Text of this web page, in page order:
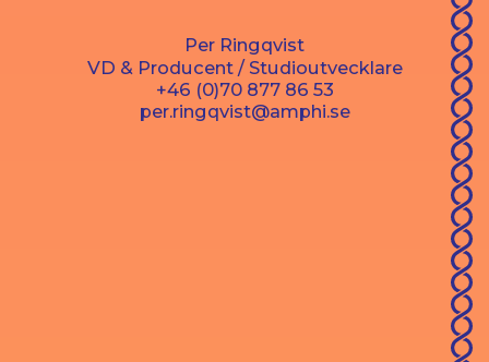
Per Ringqvist
VD & Producent / Studioutvecklare
+46 (0)70 877 86 53
per.ringqvist@amphi.se